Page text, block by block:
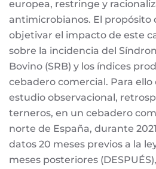
europea, restringe y
antimicrobianos. El propósito
objetivar el impacto de este
sobre la incidencia del
Bovino (SRB) y los índices
cebadero comercial. Para ello
estudio observacional,
terneros, en un cebadero
norte de España, durante
datos 20 meses previos a la
meses posteriores